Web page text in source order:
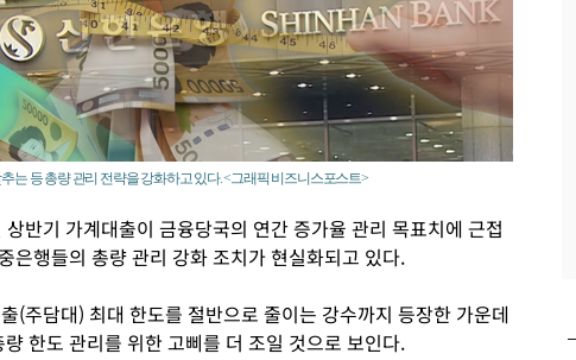
는 등 총량 관리 전략을 강화하고 있다. <그래픽 비즈니스포스트>
반기 가계대출이 금융당국의 연간 증가율 관리 목표치에 근접
은행들의 총량 관리 강화 조치가 현실화되고 있다.
(주담대) 최대 한도를 절반으로 줄이는 강수까지 등장한 가운데
한도 관리를 위한 고삐를 더 조일 것으로 보인다.